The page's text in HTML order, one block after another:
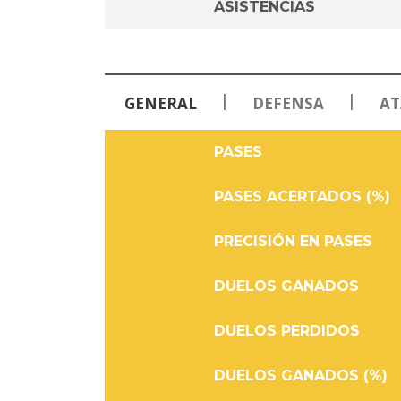
ASISTENCIAS
GENERAL | DEFENSA |
PASES
PASES ACERTADOS (%)
PRECISIÓN EN PASES
DUELOS GANADOS
DUELOS PERDIDOS
DUELOS GANADOS (%)